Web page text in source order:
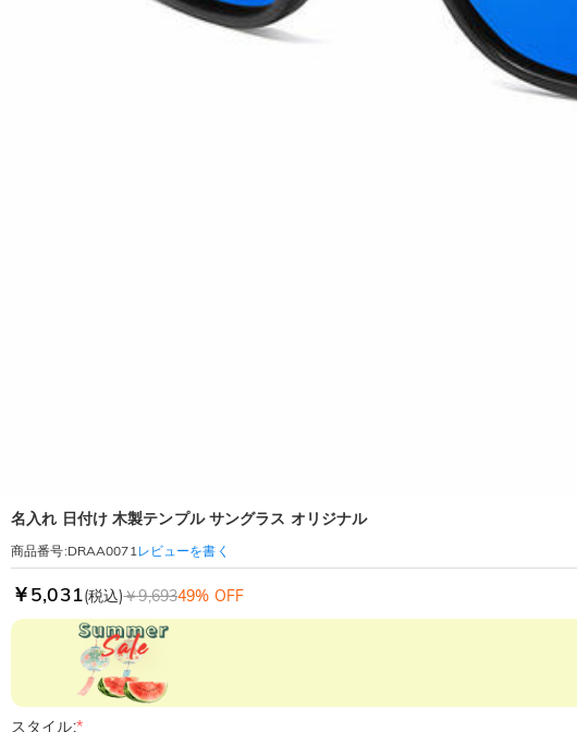
名入れ 日付け 木製テンプル サングラス オリジナル
商品番号:DRAA0071レビューを書く
￥5,031(税込)￥9,69349% OFF
スタイル:*